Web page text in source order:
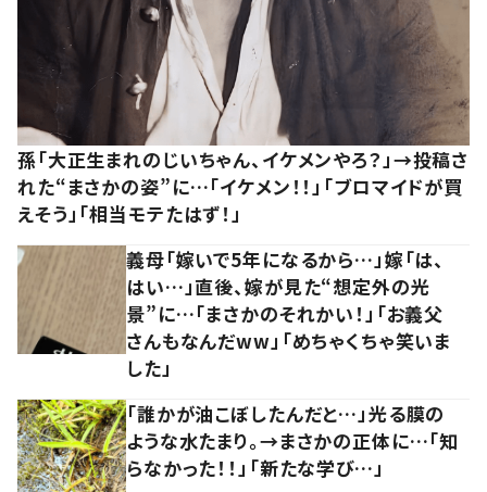
孫「大正生まれのじいちゃん、イケメンやろ？」→投稿さ
れた“まさかの姿”に…「イケメン！！」「ブロマイドが買
えそう」「相当モテたはず！」
義母「嫁いで5年になるから…」嫁「は、
はい…」直後、嫁が見た“想定外の光
景”に…「まさかのそれかい！」「お義父
さんもなんだww」「めちゃくちゃ笑いま
した」
「誰かが油こぼしたんだと…」光る膜の
ような水たまり。→まさかの正体に…「知
らなかった！！」「新たな学び…」